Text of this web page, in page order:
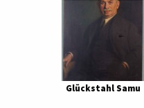
Glückstahl Samu